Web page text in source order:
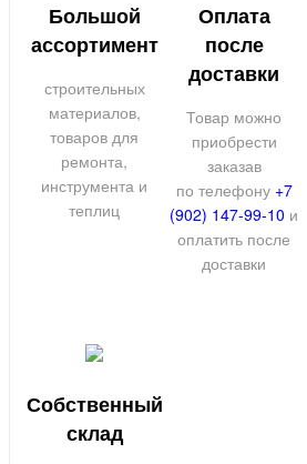
Большой
ассортимент
строительных
материалов,
товаров для
ремонта,
инструмента и
теплиц
Оплата
после
доставки
Товар можно
приобрести
заказав
по телефону +7
(902) 147-99-10 и
оплатить после
доставки
Собственный
склад